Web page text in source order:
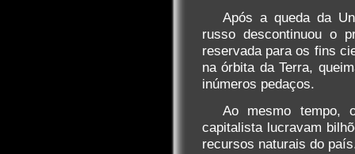
Após a queda da
russo descontinuou o
reservada para os fins
na órbita da Terra,
inúmeros pedaços.
Ao mesmo tempo,
capitalista lucravam
recursos naturais do